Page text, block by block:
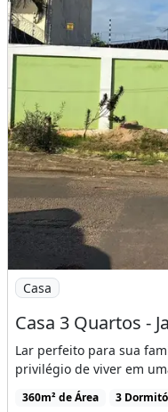
Imagem: Casa 3
Casa
Casa 3 Quartos -
Lar perfeito para sua
privilégio de viver em
360m² de Área 3